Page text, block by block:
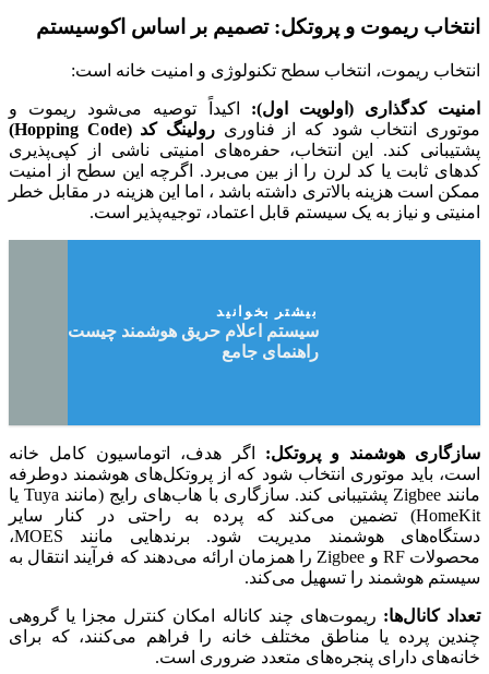
انتخاب ریموت و پروتکل: تصمیم بر اساس اکوسیستم
انتخاب ریموت، انتخاب سطح تکنولوژی و امنیت خانه است:
امنیت کدگذاری (اولویت اول): اکیداً توصیه می‌شود ریموت و
موتوری انتخاب شود که از فناوری رولینگ کد (Hopping Code)
پشتیبانی کند. این انتخاب، حفره‌های امنیتی ناشی از کپی‌پذیری
کدهای ثابت یا کد لرن را از بین می‌برد. اگرچه این سطح از امنیت
ممکن است هزینه بالاتری داشته باشد ، اما این هزینه در مقابل خطر
امنیتی و نیاز به یک سیستم قابل اعتماد، توجیه‌پذیر است.
بیشتر بخوانید
سیستم اعلام حریق هوشمند چیست؟ -
راهنمای جامع
سازگاری هوشمند و پروتکل: اگر هدف، اتوماسیون کامل خانه
است، باید موتوری انتخاب شود که از پروتکل‌های هوشمند دوطرفه
مانند Zigbee پشتیبانی کند. سازگاری با هاب‌های رایج (مانند Tuya یا
HomeKit) تضمین می‌کند که پرده به راحتی در کنار سایر
دستگاه‌های هوشمند مدیریت شود. برندهایی مانند MOES،
محصولات RF و Zigbee را همزمان ارائه می‌دهند که فرآیند انتقال به
سیستم هوشمند را تسهیل می‌کند.
تعداد کانال‌ها: ریموت‌های چند کاناله امکان کنترل مجزا یا گروهی
چندین پرده یا مناطق مختلف خانه را فراهم می‌کنند، که برای
خانه‌های دارای پنجره‌های متعدد ضروری است.